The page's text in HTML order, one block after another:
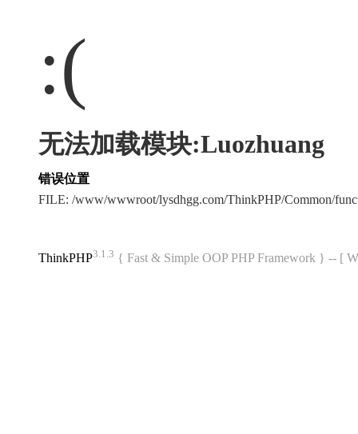
:(
无法加载模块:Luozhuang
错误位置
FILE: /www/wwwroot/lysdhgg.com/ThinkPHP/Common/
ThinkPHP3.1.3 { Fast & Simple OOP PHP Framework } -- [